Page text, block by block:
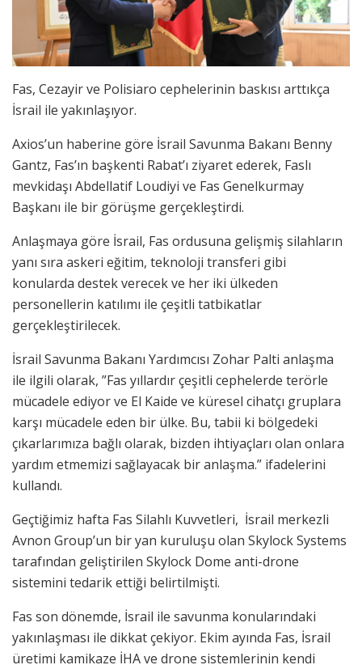
Fas, Cezayir ve Polisiaro cephelerinin baskısı arttıkça
İsrail ile yakınlaşıyor.
Axios’un haberine göre İsrail Savunma Bakanı Benny
Gantz, Fas’ın başkenti Rabat’ı ziyaret ederek, Faslı
mevkidaşı Abdellatif Loudiyi ve Fas Genelkurmay
Başkanı ile bir görüşme gerçekleştirdi.
Anlaşmaya göre İsrail, Fas ordusuna gelişmiş silahların
yanı sıra askeri eğitim, teknoloji transferi gibi
konularda destek verecek ve her iki ülkeden
personellerin katılımı ile çeşitli tatbikatlar
gerçekleştirilecek.
İsrail Savunma Bakanı Yardımcısı Zohar Palti anlaşma
ile ilgili olarak, ”Fas yıllardır çeşitli cephelerde terörle
mücadele ediyor ve El Kaide ve küresel cihatçı gruplara
karşı mücadele eden bir ülke. Bu, tabii ki bölgedeki
çıkarlarımıza bağlı olarak, bizden ihtiyaçları olan onlara
yardım etmemizi sağlayacak bir anlaşma.” ifadelerini
kullandı.
Geçtiğimiz hafta Fas Silahlı Kuvvetleri, İsrail merkezli
Avnon Group’un bir yan kuruluşu olan Skylock Systems
tarafından geliştirilen Skylock Dome anti-drone
sistemini tedarik ettiği belirtilmişti.
Fas son dönemde, İsrail ile savunma konularındaki
yakınlaşması ile dikkat çekiyor. Ekim ayında Fas, İsrail
üretimi kamikaze İHA ve drone sistemlerinin kendi